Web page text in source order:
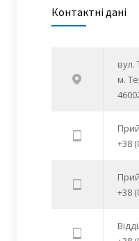
Контактні дані
вул.
м.
+38
+38